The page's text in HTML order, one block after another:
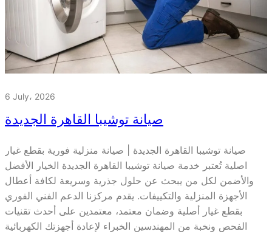
6 July، 2026
صيانة توشيبا القاهرة الجديدة
صيانة توشيبا القاهرة الجديدة | صيانة منزلية فورية بقطع غيار
اصلية تُعتبر خدمة صيانة توشيبا القاهرة الجديدة الخيار الأفضل
والأضمن لكل من يبحث عن حلول جذرية وسريعة لكافة أعطال
الأجهزة المنزلية والتكييفات. يقدم مركزنا الدعم الفني الفوري
بقطع غيار أصلية وضمان معتمد، معتمدين على أحدث تقنيات
الفحص ونخبة من المهندسين الخبراء لإعادة أجهزتك الكهربائية